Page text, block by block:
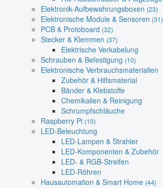
Elektronik-Aufbewahrungsboxen (23)
Elektronische Module & Sensoren (31)
PCB & Protoboard (32)
Stecker & Klemmen (37)
Elektrische Verkabelung
Schrauben & Befestigung (10)
Elektronische Verbrauchsmaterialien
Zubehör & Hilfsmaterial
Bänder & Klebstoffe
Chemikalien & Reinigung
Schrumpfschläuche
Raspberry Pi (10)
LED-Beleuchtung
LED-Lampen & Strahler
LED-Komponenten & Zubehör
LED- & RGB-Streifen
LED-Röhren
Hausautomation & Smart Home (44)